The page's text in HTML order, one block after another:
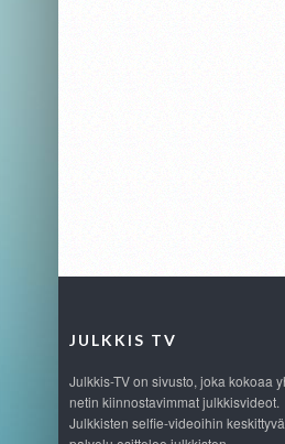
JULKKIS TV
Julkkis-TV on sivusto, joka kokoaa
netin kiinnostavimmat julkkisvideot.
Julkkisten selfie-videoihin keskittyvä